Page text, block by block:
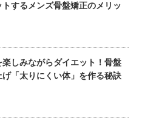
するメンズ骨盤矯正のメリッ
しみながらダイエット！骨盤
「太りにくい体」を作る秘訣